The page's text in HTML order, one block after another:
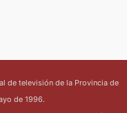
de televisión de la Provincia de
de 1996.